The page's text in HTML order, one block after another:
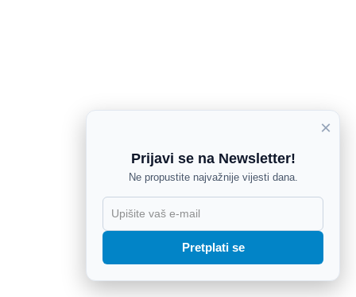
×
Prijavi se na Newsletter!
Ne propustite najvažnije vijesti dana.
Pretplati se